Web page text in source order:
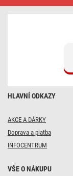
GP
HLAVNÍ ODKAZY
AKCE A DÁRKY
Doprava a platba
INFOCENTRUM
VŠE O NÁKUPU